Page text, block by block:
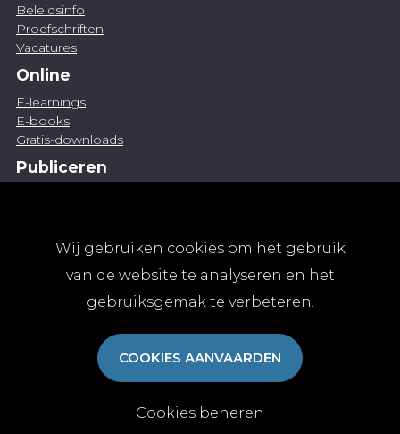
Wij gebruiken cookies om het gebruik
van de website te analyseren en het
gebruiksgemak te verbeteren.
COOKIES AANVAARDEN
Cookies beheren
Beleidsinfo
Proefschriften
Vacatures
Online
E-learnings
E-books
Gratis-downloads
Publiceren
Abonnementen
Algemene abonnementsvoorwaarden